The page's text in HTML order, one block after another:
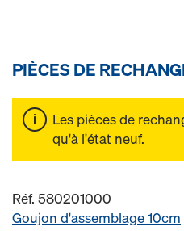
PIÈCES DE
Les pièces de
qu'à l'état neuf.
Réf. 580201000
Goujon d'assemblage 10cm